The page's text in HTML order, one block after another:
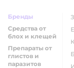
Бренды
Средства от
блох и клещей
Препараты от
глистов и
паразитов